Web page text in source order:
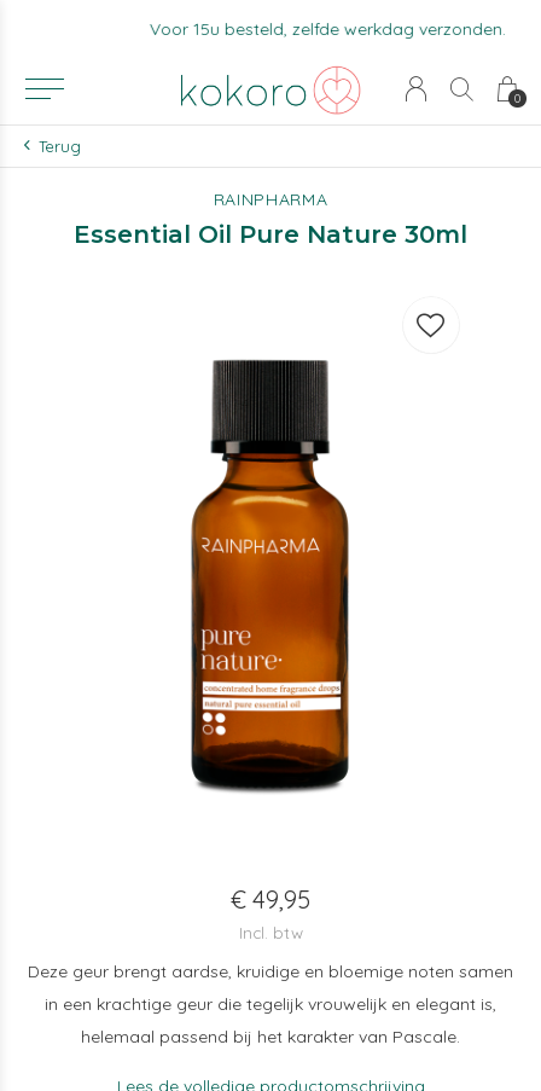
0
Voor 15u besteld, zelfde werkdag verzonden.
Terug
RAINPHARMA
Essential Oil Pure Nature 30ml
€ 49,95
Incl. btw
Deze geur brengt aardse, kruidige en bloemige noten samen
in een krachtige geur die tegelijk vrouwelijk en elegant is,
helemaal passend bij het karakter van Pascale.
Lees de volledige productomschrijving